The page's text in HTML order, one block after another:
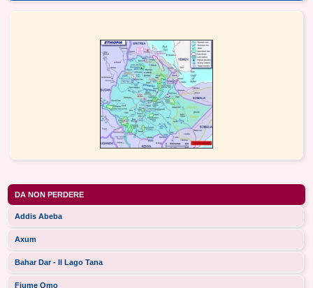
DA NON PERDERE
Addis Abeba
Axum
Bahar Dar - Il Lago Tana
Fiume Omo